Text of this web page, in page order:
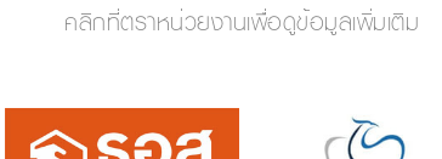
คลิกที่ตราหน่วยงานเพื่อดูข้อมูลเพิ่มเติม